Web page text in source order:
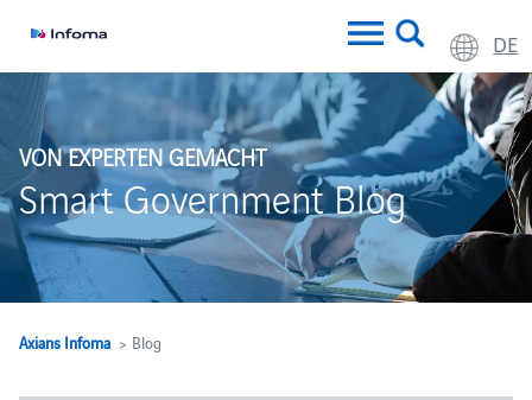
DE
VON EXPERTEN GEMACHT
Smart Government Blog
Axians Infoma> Blog